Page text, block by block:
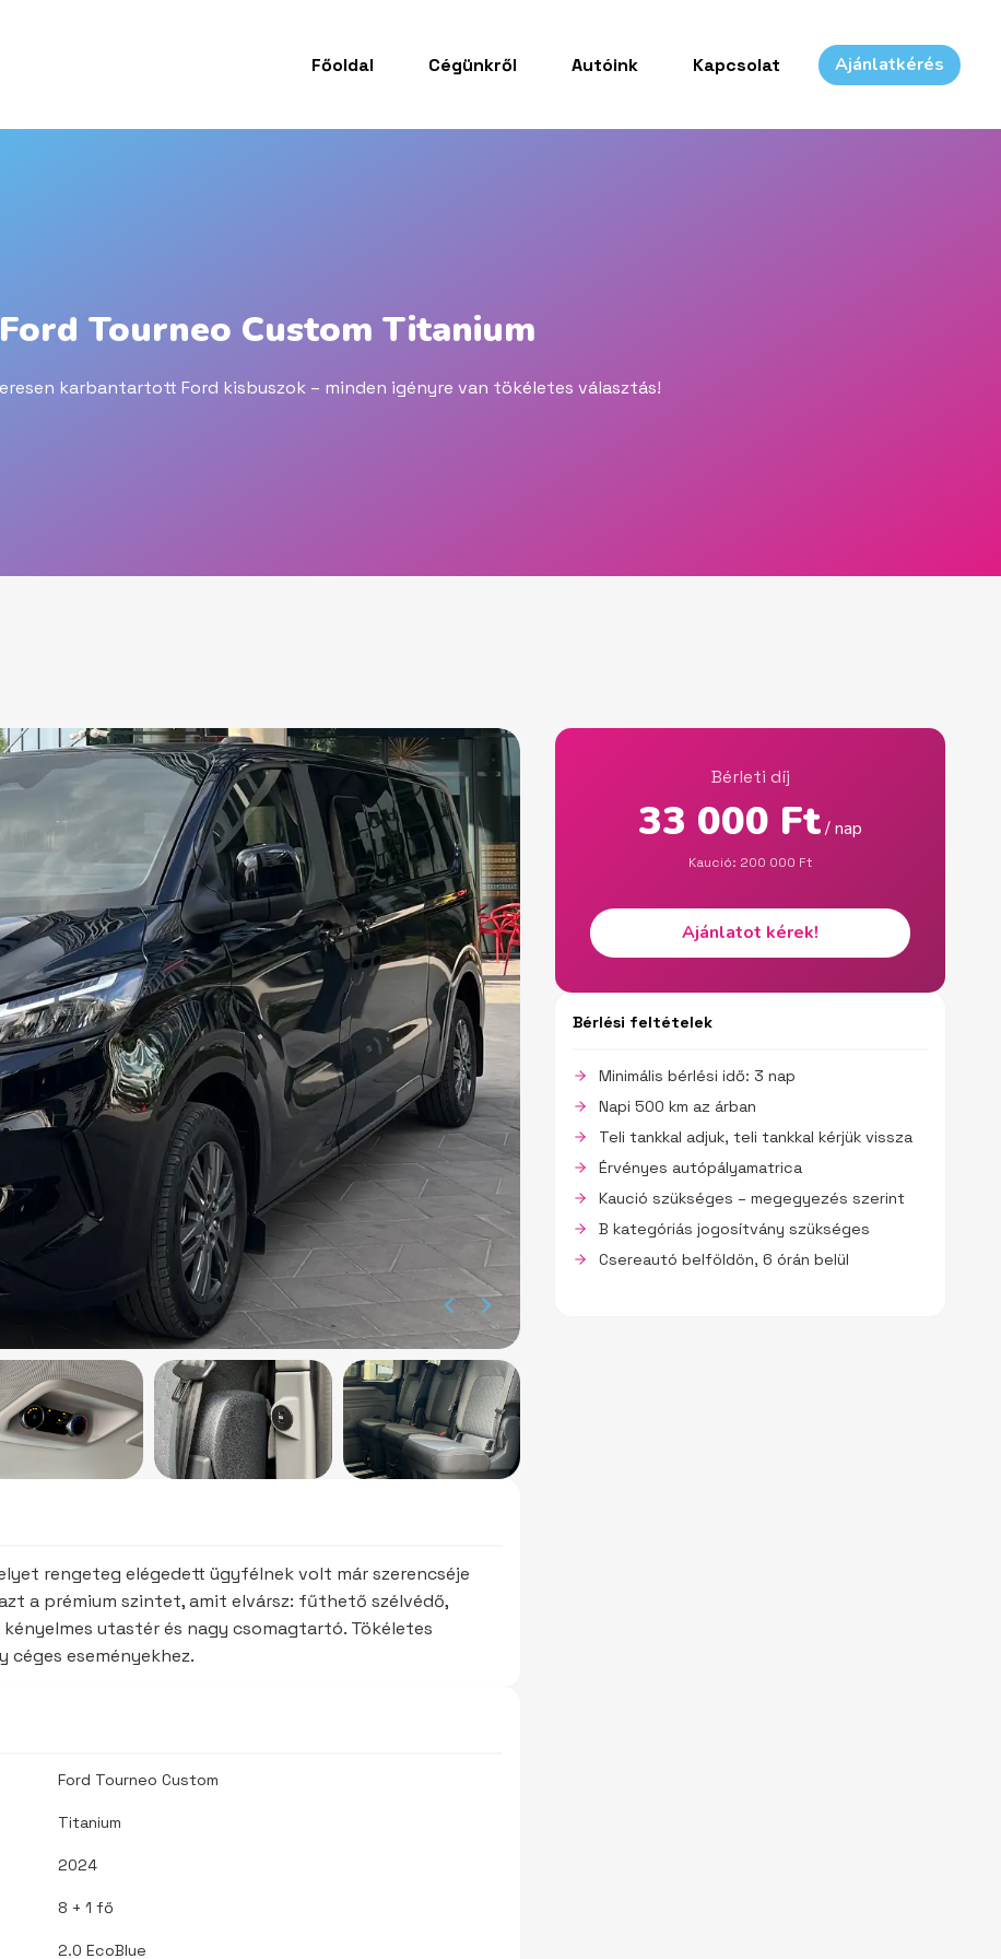
Főoldal Cégünkről Autóink Kapcsolat Ajánlatkérés
Ford Tourneo Custom Titanium
karbantartott Ford kisbuszok – minden igényre van tökéletes választás!
rengeteg elégedett ügyfélnek volt már szerencséje
a prémium szintet, amit elvársz: fűthető szélvédő,
utastér és nagy csomagtartó. Tökéletes
céges eseményekhez.
Ford Tourneo Custom
Titanium
2024
8 + 1 fő
2.0 EcoBlue
Bérleti díj
33 000 Ft/ nap
Kaució: 200 000 Ft
Ajánlatot kérek!
Bérlési feltételek
Minimális bérlési idő: 3 nap
Napi 500 km az árban
Teli tankkal adjuk, teli tankkal kérjük vissza
Érvényes autópályamatrica
Kaució szükséges – megegyezés szerint
B kategóriás jogosítvány szükséges
Csereautó belföldön, 6 órán belül